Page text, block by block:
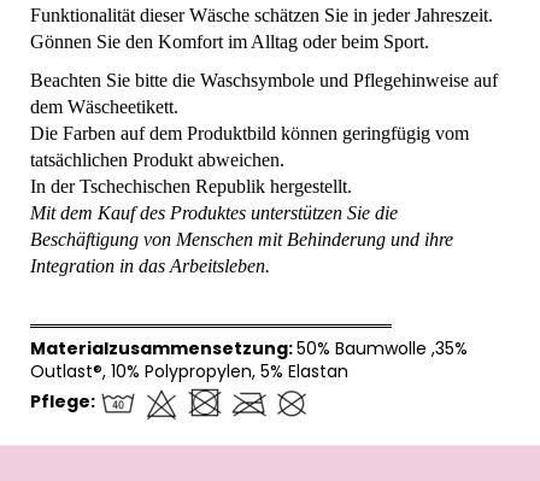
Funktionalität dieser Wäsche schätzen Sie in jeder Jahreszeit.
Gönnen Sie den Komfort im Alltag oder beim Sport.
Beachten Sie bitte die Waschsymbole und Pflegehinweise auf
dem Wäscheetikett.
Die Farben auf dem Produktbild können geringfügig vom
tatsächlichen Produkt abweichen.
In der Tschechischen Republik hergestellt.
Mit dem Kauf des Produktes unterstützen Sie die
Beschäftigung von Menschen mit Behinderung und ihre
Integration in das Arbeitsleben.
══════════════════════════════
Materialzusammensetzung:50% Baumwolle ,35%
Outlast®, 10% Polypropylen, 5% Elastan
Pflege:
F